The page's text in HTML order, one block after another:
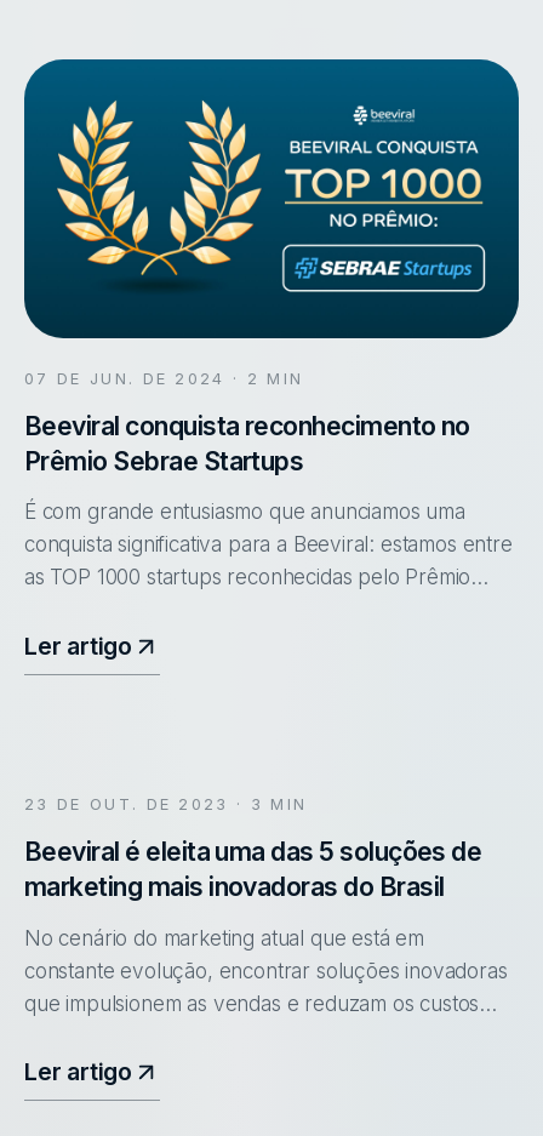
07 DE JUN. DE 2024 · 2 MIN
Beeviral conquista reconhecimento no
Prêmio Sebrae Startups
É com grande entusiasmo que anunciamos uma
conquista significativa para a Beeviral: estamos entre
as TOP 1000 startups reconhecidas pelo Prêmio
Ler artigo
23 DE OUT. DE 2023 · 3 MIN
Beeviral é eleita uma das 5 soluções de
marketing mais inovadoras do Brasil
No cenário do marketing atual que está em
constante evolução, encontrar soluções inovadoras
que impulsionem as vendas e reduzam os custos
profissional de marketing e vend
Ler artigo